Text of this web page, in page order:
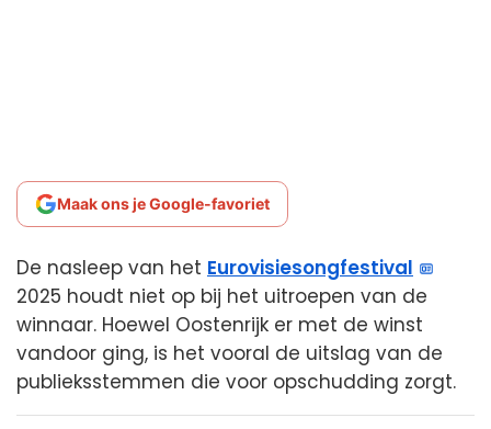
Maak ons je Google-favoriet
De nasleep van het Eurovisiesongfestival
2025 houdt niet op bij het uitroepen van de
winnaar. Hoewel Oostenrijk er met de winst
vandoor ging, is het vooral de uitslag van de
publieksstemmen die voor opschudding zorgt.